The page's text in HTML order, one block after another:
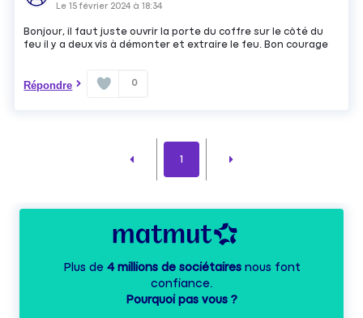
Le15 février 2024 à18:34
Bonjour, il faut juste ouvrir la porte du coffre sur le côté du
feu il y a deux vis à démonter et extraire le feu. Bon courage
Répondre 0
1
Plus de 4 millions de sociétairesnous font
confiance.
Pourquoi pas vous ?